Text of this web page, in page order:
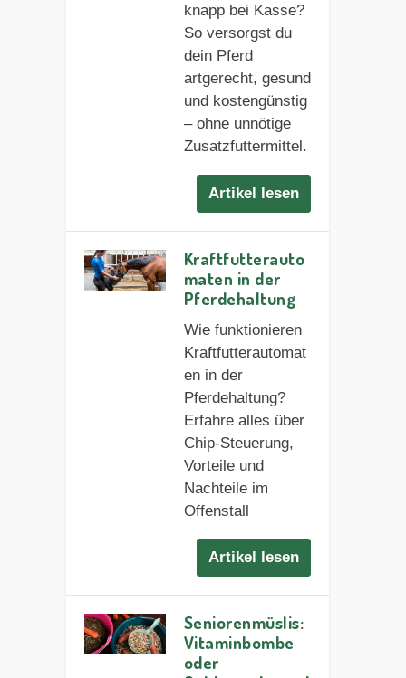
knapp bei Kasse?
So versorgst du
dein Pferd
artgerecht, gesund
und kostengünstig
– ohne unnötige
Zusatzfuttermittel.
Artikel lesen
Kraftfutterauto
maten in der
Pferdehaltung
Wie funktionieren
Kraftfutterautomat
en in der
Pferdehaltung?
Erfahre alles über
Chip-Steuerung,
Vorteile und
Nachteile im
Offenstall
Artikel lesen
Seniorenmüslis:
Vitaminbombe
oder